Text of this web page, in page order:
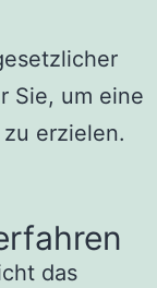
Sie, um eine
erzielen.
das